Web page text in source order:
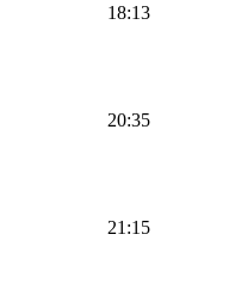
18:13
20:35
21:15